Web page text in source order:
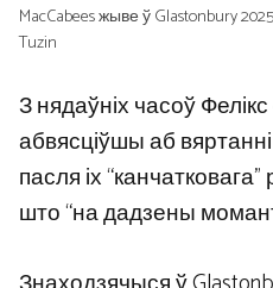
MacCabees жыве ў Glastonbury
Tuzin
З нядаўніх часоў
абвясціўшы аб
пасля іх
што “на дадзены